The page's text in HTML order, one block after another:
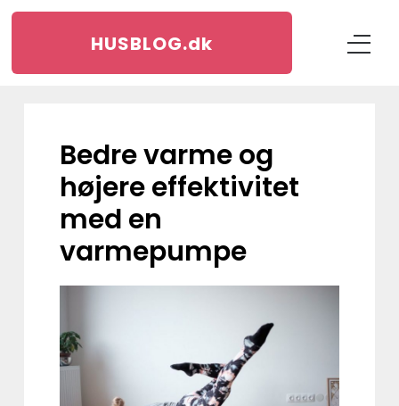
HUSBLOG.dk
Bedre varme og
højere effektivitet
med en
varmepumpe